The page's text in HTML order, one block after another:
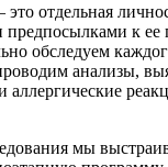
отдельная
предпосылками к
обследуем
анализы,
аллергические
мы